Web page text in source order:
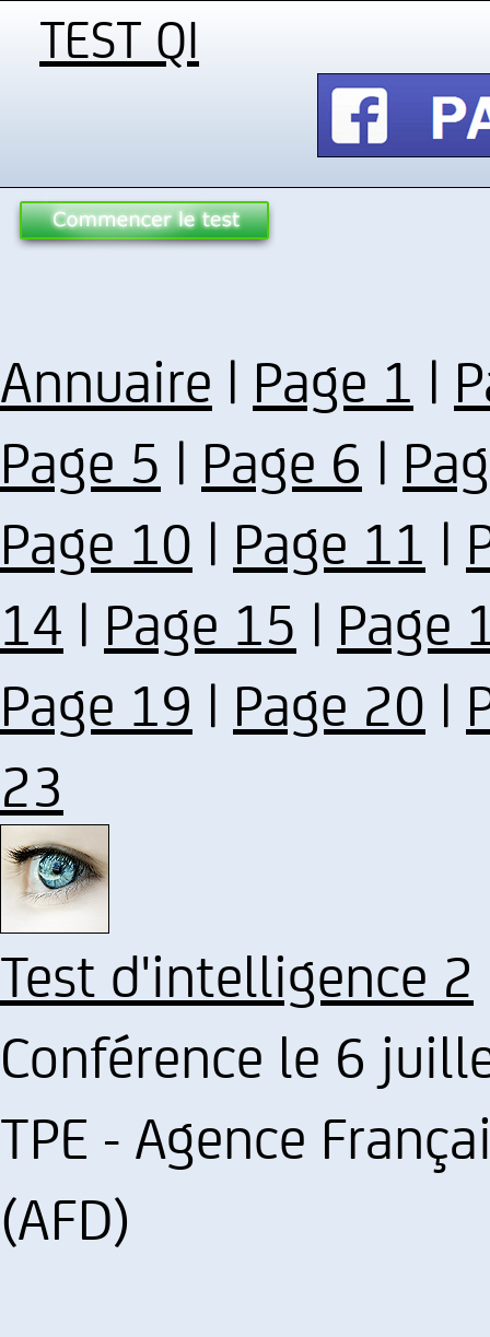
TEST QI
Annuaire | Page 1 |
Page 5 | Page 6 |
Page 10 | Page 11 |
14 | Page 15 | Page
Page 19 | Page 20 |
23
Test d'intelligence 2
Conférence le 6
TPE - Agence
(AFD)